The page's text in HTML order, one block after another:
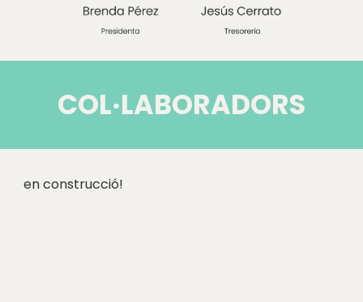
COL·LABORADORS
en construcció!